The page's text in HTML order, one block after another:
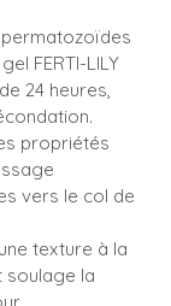
FERTI-LILY
24 heures,
propriétés
vers le col de
texture à la
soulage la